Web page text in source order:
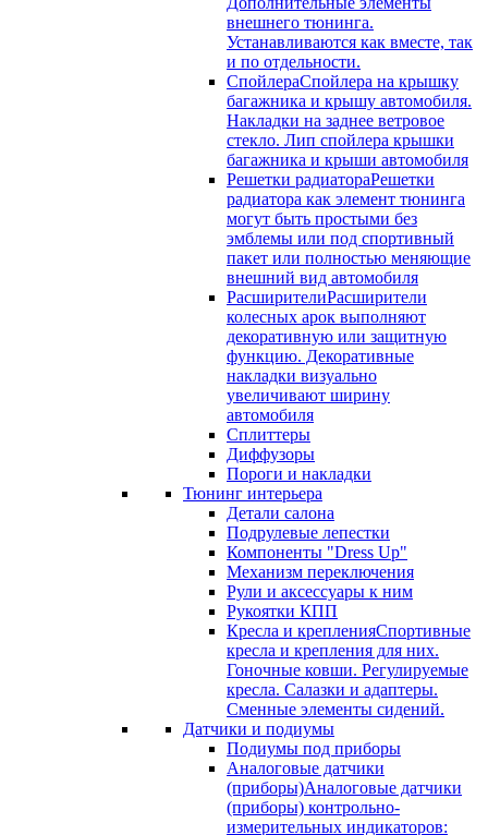
внешнего тюнинга.
Устанавливаются как вместе, так
и по отдельности.
СпойлераСпойлера на крышку
багажника и крышу автомобиля.
Накладки на заднее ветровое
стекло. Лип спойлера крышки
багажника и крыши автомобиля
Решетки радиатораРешетки
радиатора как элемент тюнинга
могут быть простыми без
эмблемы или под спортивный
пакет или полностью меняющие
внешний вид автомобиля
РасширителиРасширители
колесных арок выполняют
декоративную или защитную
функцию. Декоративные
накладки визуально
увеличивают ширину
автомобиля
Сплиттеры
Диффузоры
Пороги и накладки
Тюнинг интерьера
Детали салона
Подрулевые лепестки
Компоненты "Dress Up"
Механизм переключения
Рули и аксессуары к ним
Рукоятки КПП
Кресла и крепленияСпортивные
кресла и крепления для них.
Гоночные ковши. Регулируемые
кресла. Салазки и адаптеры.
Сменные элементы сидений.
Датчики и подиумы
Подиумы под приборы
Аналоговые датчики
(приборы)Аналоговые датчики
(приборы) контрольно-
измерительных индикаторов: